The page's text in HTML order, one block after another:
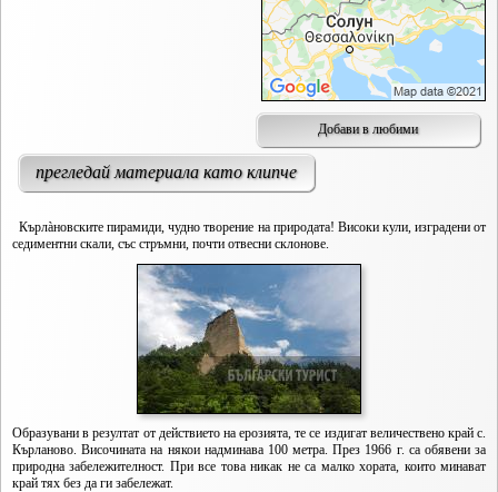
Добави в любими
прегледай материала като клипче
Кърлàновските пирамиди, чудно творение на природата! Високи кули, изградени от
седиментни скали, със стръмни, почти отвесни склонове.
Образувани в резултат от действието на ерозията, те се издигат величествено край с.
Кърланово. Височината на някои надминава 100 метра. През 1966 г. са обявени за
природна забележителност. При все това никак не са малко хората, които минават
край тях без да ги забележат.